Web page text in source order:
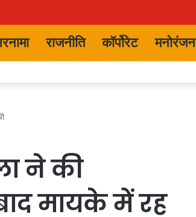
राजनीति कॉर्पोरेट मनोरंजन
ने की
मायके में रह